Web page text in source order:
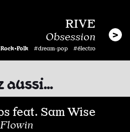
RIVE
Obsession
#dream·pop #électro
aussi…
feat. Sam Wise
Flowin